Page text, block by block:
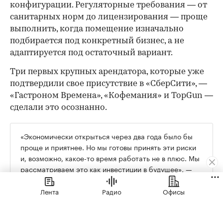
конфигурации. Регуляторные требования — от
санитарных норм до лицензирования — проще
выполнить, когда помещение изначально
подбирается под конкретный бизнес, а не
адаптируется под остаточный вариант.
Три первых крупных арендатора, которые уже
подтвердили свое присутствие в «СберСити», —
«Гастроном Времена», «Кофемания» и TopGun —
сделали это осознанно.
«Экономически открыться через два года было бы
проще и приятнее. Но мы готовы принять эти риски
и, возможно, какое-то время работать не в плюс. Мы
рассматриваем это как инвестиции в будущее», —
говорит Андрей Яковлев из «Гастронома Времена».
Лента Радио Офисы